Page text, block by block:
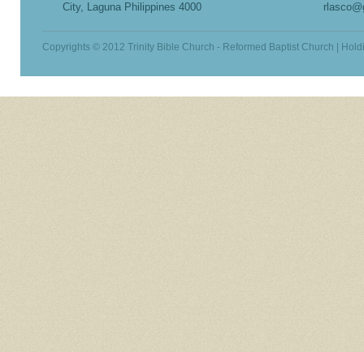
City, Laguna Philippines 4000
Copyrights © 2012 Trinity Bible Church - Reformed Baptist Church |